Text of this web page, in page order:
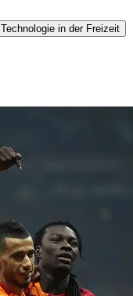
Technologie in der Freizeit